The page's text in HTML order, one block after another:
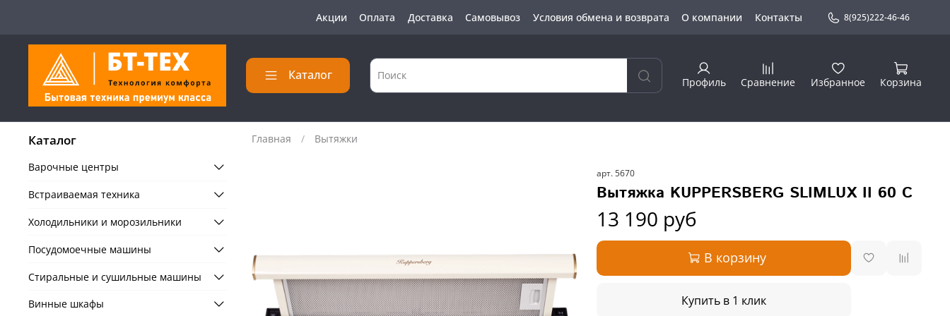
Акции Оплата Доставка Самовывоз Условия обмена и возврата О компании Контакты 8(925)222-46-46
Каталог Профиль Сравнение Избранное Корзина
Главная Вытяжки
арт. 5670
Вытяжка KUPPERSBERG SLIMLUX II 60 C
13 190 руб
В корзину
Купить в 1 клик
Каталог
Варочные центры
Встраиваемая техника
Холодильники и морозильники
Посудомоечные машины
Стиральные и сушильные машины
Винные шкафы